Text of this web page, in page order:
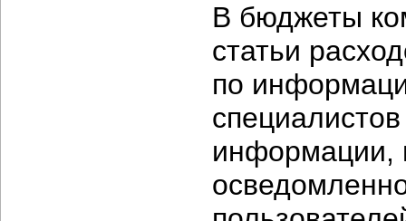
В бюджеты
статьи
по
информации,